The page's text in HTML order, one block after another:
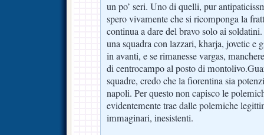
un po’ seri. Uno di quelli, pur
spero vivamente che si ricomponga la
continua a dare del bravo solo ai
una squadra con lazzari, kharja, jovetic e
in avanti, e se rimanesse vargas,
di centrocampo al posto di
squadre, credo che la fiorentina sia
napoli. Per questo non capisco le
evidentemente trae dalle polemiche
immaginari, inesistenti.